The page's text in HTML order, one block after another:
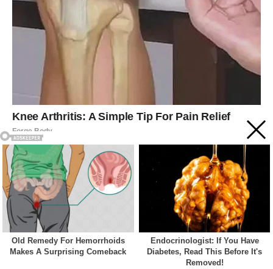
Acest site web folosește cookie-uri pentru a vă îmbunătăți
experiența. Vom presupune că sunteți de acord cu asta dacă
vă continuați navigarea.
Cookie settings ACCEPT